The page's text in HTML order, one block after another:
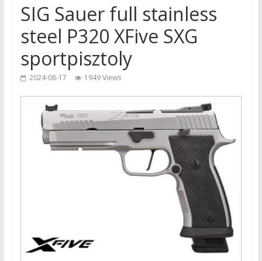
SIG Sauer full stainless
steel P320 XFive SXG
sportpisztoly
2024-08-17 1949 Views